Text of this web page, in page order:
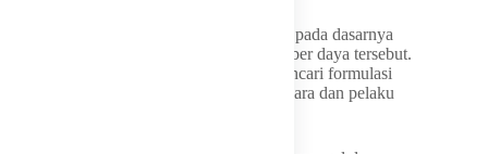
Ia lantas menegaskan perusahaan tambang pada dasarnya
hanya diberikan izin untuk mengelola sumber daya tersebut.
Oleh sebab itu, pemerintah kini tengah mencari formulasi
terbaik agar pembagian manfaat antara negara dan pelaku